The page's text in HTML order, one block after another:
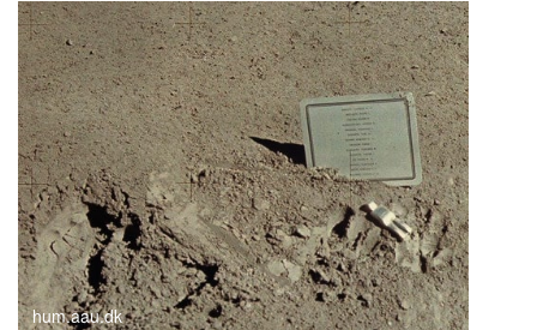
pokrok
technologie
tajemství
firmy
zdraví
medicína
hum.aau.dk